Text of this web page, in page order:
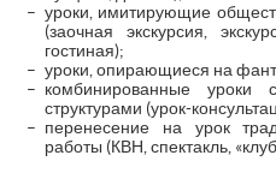
уроки, имитирующие
(заочная экскурсия,
гостиная);
уроки, опирающиеся на
комбинированные уроки
структурами (урок-
перенесение на урок
работы (КВН, спектакль,